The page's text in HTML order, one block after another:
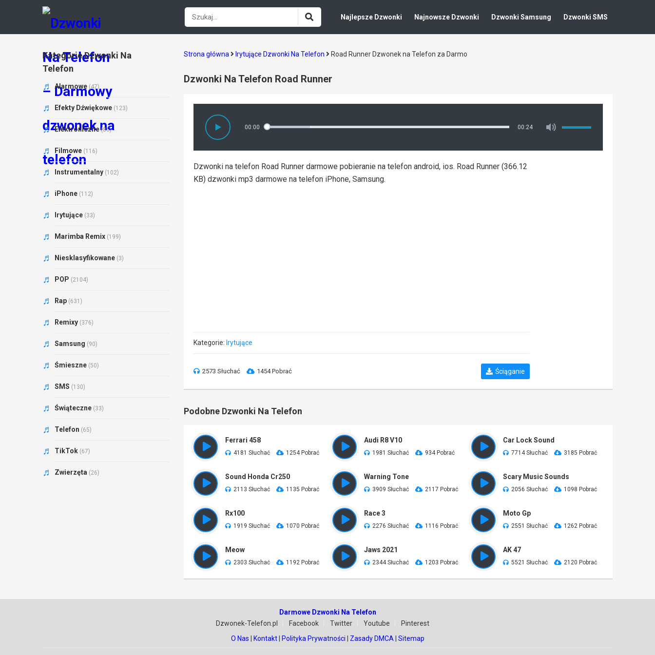
Najlepsze Dzwonki Najnowsze Dzwonki Dzwonki Samsung Dzwonki SMS
Strona główna Irytujące Dzwonki Na Telefon Road Runner Dzwonek na Telefon za Darmo
Dzwonki Na Telefon Road Runner
00:00 00:24
Dzwonki na telefon Road Runner darmowe pobieranie na telefon android, ios. Road Runner (366.12
KB) dzwonki mp3 darmowe na telefon iPhone, Samsung.
Kategorie: Irytujące
2573 Słuchać 1454 Pobrać Ściąganie
Podobne Dzwonki Na Telefon
Ferrari 458
4181 Słuchać 1254 Pobrać
Audi R8 V10
1981 Słuchać 934 Pobrać
Car Lock Sound
7714 Słuchać 3185 Pobrać
Sound Honda Cr250
2113 Słuchać 1135 Pobrać
Warning Tone
3909 Słuchać 2117 Pobrać
Scary Music Sounds
2056 Słuchać 1098 Pobrać
Rx100
1919 Słuchać 1070 Pobrać
Race 3
2276 Słuchać 1116 Pobrać
Moto Gp
2551 Słuchać 1262 Pobrać
Meow
2303 Słuchać 1192 Pobrać
Jaws 2021
2344 Słuchać 1203 Pobrać
AK 47
5521 Słuchać 2120 Pobrać
Kategorie Dzwonki Na
Telefon
Alarmowe (47)
Efekty Dźwiękowe (123)
Elektroniczne (86)
Filmowe (116)
Instrumentalny (102)
iPhone (112)
Irytujące (33)
Marimba Remix (199)
Niesklasyfikowane (3)
POP (2104)
Rap (631)
Remixy (376)
Samsung (90)
Śmieszne (50)
SMS (130)
Świąteczne (33)
Telefon (65)
TikTok (67)
Zwierzęta (26)
Darmowe Dzwonki Na Telefon
Dzwonek-Telefon.pl
Facebook Twitter Youtube
Pinterest
O Nas
Kontakt| Polityka Prywatności Zasady DMCA Sitemap